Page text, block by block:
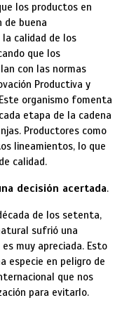
los productos en
de buena
la calidad de los
que los
con las normas
Productiva y
organismo fomenta
etapa de la cadena
Productores como
lineamientos, lo que
calidad.
decisión acertada.
de los setenta,
sufrió una
muy apreciada. Esto
especie en peligro de
que nos
para evitarlo.